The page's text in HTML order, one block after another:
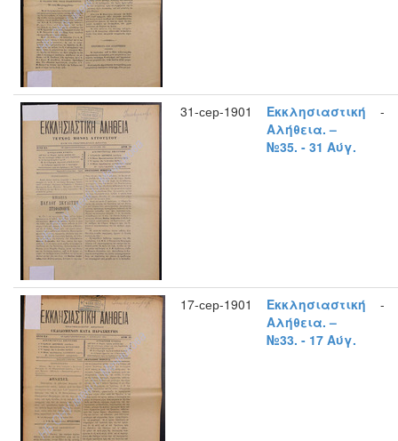
31-сер-1901
Εκκλησιαστική
Αλήθεια. –
№35. - 31 Αύγ.
-
17-сер-1901
Εκκλησιαστική
Αλήθεια. –
№33. - 17 Αύγ.
-